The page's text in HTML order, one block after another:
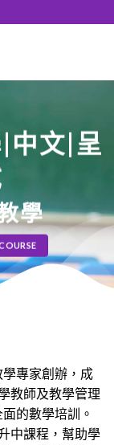
中文| 呈
學
專家創辦，成
教師及教學管理
的數學培訓。
中課程，幫助學